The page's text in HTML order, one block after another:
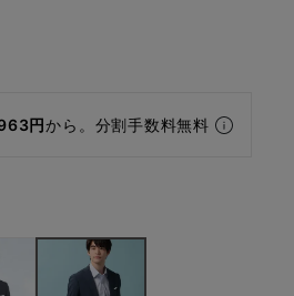
円から。分割手数料無料